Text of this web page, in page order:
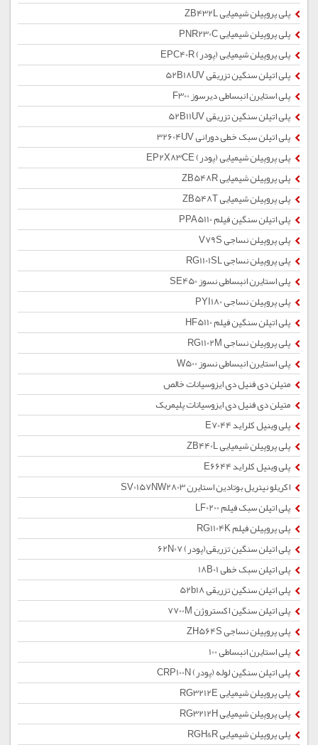
پلی پروپیلن شیمیایی ZB432L
پلی پروپیلن شیمیایی PNR230C
پلی پروپیلن شیمیایی (پودر) EPC40R
پلی اتیلن سنگین تزریقی 52B18UV
پلی استایرن انبساطی دیرسوز F300
پلی اتیلن سنگین تزریقی 52B11UV
پلی اتیلن سبک خطی دورانی 32604UV
پلی پروپیلن شیمیایی (پودر) EP2X83CE
پلی پروپیلن شیمیایی ZB548R
پلی پروپیلن شیمیایی ZB548T
پلی اتیلن سنگین فیلم PPA5110
پلی پروپیلن نساجی V79S
پلی پروپیلن نساجی RG1101SL
پلی استایرن انبساطی نسوز SE450
پلی پروپیلن نساجی PYI180
پلی اتیلن سنگین فیلم HF5110
پلی پروپیلن نساجی RG1102M
پلی استایرن انبساطی نسوز W500
متیلن دی فنیل دی ایزوسیانات خالص
متیلن دی فنیل دی ایزوسیانات پلیمریک
پلی وینیل کلراید E7044
پلی پروپیلن شیمیایی ZB440L
پلی وینیل کلراید E6644
اکریلو نیتریل بوتادین استایرن SV0157NW2803
پلی اتیلن سبک فیلم LF0200
پلی پروپیلن فیلم RG1104K
پلی اتیلن سنگین تزریقی(پودر) 62N07
پلی اتیلن سبک خطی 18B01
پلی اتیلن سنگین تزریقی 52b18
پلی اتیلن سنگین اکستروژن 7700M
پلی پروپیلن نساجی ZH564S
پلی استایرن انبساطی 100
پلی اتیلن سنگین لوله (پودر) CRP100N
پلی پروپیلن شیمیایی RG3212E
پلی پروپیلن شیمیایی RG3212H
پلی پروپیلن شیمیایی RGH&R